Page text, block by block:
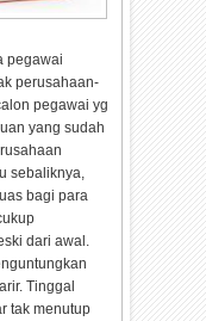
pegawai
perusahaan-
pegawai yg
yang sudah
sebaliknya,
bagi para
dari awal.
Tinggal
tak menutup